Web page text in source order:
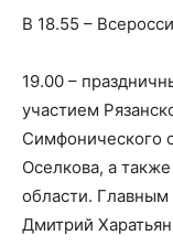
В 18.55 –
19.00 –
участием
Симфонического
Оселкова, а
области.
Дмитрий